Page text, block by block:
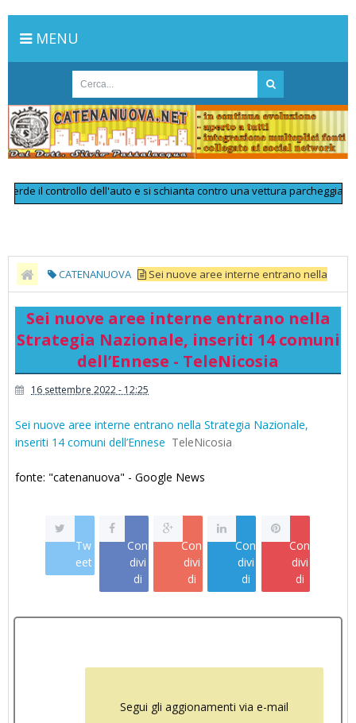
MENU
il controllo dell'auto e si schianta contro una vettura parcheggiata:
CATENANUOVA Sei nuove aree interne entrano nella
Strategia Nazionale, inseriti 14 comuni dell’Ennese - TeleNicosia
Sei nuove aree interne entrano nella
Strategia Nazionale, inseriti 14 comuni
dell’Ennese - TeleNicosia
16 settembre 2022 - 12:25
Sei nuove aree interne entrano nella Strategia Nazionale,
inseriti 14 comuni dell’Ennese TeleNicosia
fonte: "catenanuova" - Google News
Tw
eet
Con
divi
di
Con
divi
di
Con
divi
di
Con
divi
di
Segui gli aggionamenti via e-mail